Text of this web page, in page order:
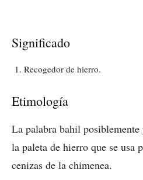
Significado
Recogedor de hierro.
Etimología
La palabra bahil
la paleta de hierro que se usa
cenizas de la chimenea.